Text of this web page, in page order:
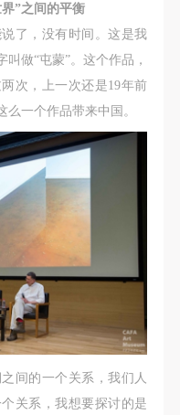
”之间的平衡
了，没有时间。这是我
做“屯蒙”。这个作品，
次，上一次还是19年前
么一个作品带来中国。
间的一个关系，我们人
关系，我想要探讨的是